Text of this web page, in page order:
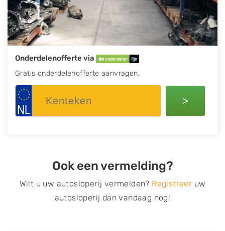
Onderdelenofferte via
Gratis onderdelenofferte aanvragen.
>
Ook een vermelding?
Wilt u uw autosloperij vermelden? Registreer uw
autosloperij dan vandaag nog!